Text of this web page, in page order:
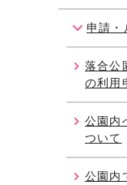
申請・
落合公
の利用
公園内
ついて
公園内